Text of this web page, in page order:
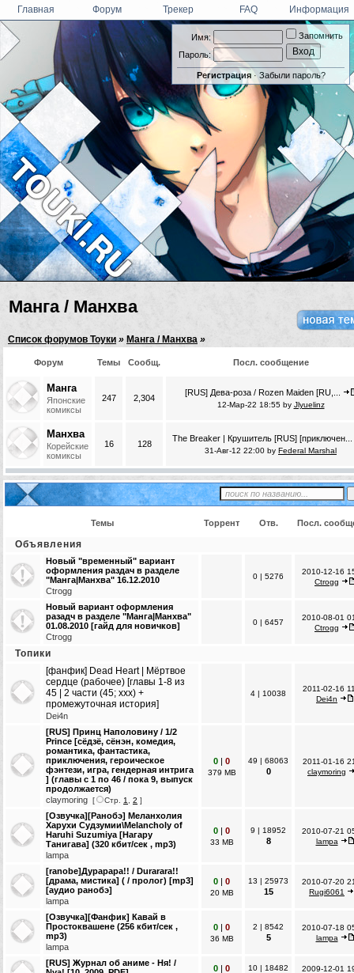
Имя:
Пароль:
Запомнить
Регистрация· Забыли пароль?
Главная Форум Трекер FAQ Информация
Манга / Манхва
Список форумов Тоуки » Манга / Манхва »
Форум Темы Сообщ. Посл. сообщение
Манга
Японские
комиксы
247 2,304
[RUS] Дева-роза / Rozen Maiden [RU,...
12-Мар-22 18:55 by Jlyuelinz
Манхва
Корейские
комиксы
16 128
The Breaker | Крушитель [RUS] [приключен...
31-Авг-12 22:00 by Federal Marshal
Темы Торрент Отв. Посл.
Объявления
Новый "временный" вариант
оформления раздач в разделе
"Манга|Манхва" 16.12.2010
Ctrogg
0 | 5276
2010-12-16
Ctrogg
Новый вариант оформления
разадч в разделе "Манга|Манхва"
01.08.2010 [гайд для новичков]
Ctrogg
0 | 6457
2010-08-01
Ctrogg
Топики
[фанфик] Dead Heart | Мёртвое
сердце (рабочее) [главы 1-8 из
45 | 2 части (45; ххх) +
промежуточная история]
Dei4n
4 | 10038
2011-02-16
Dei4n
[RUS] Принц Наполовину / 1/2
Prince [сёдзё, сёнэн, комедия,
романтика, фантастика,
приключения, героическое
фэнтези, игра, гендерная интрига
] (главы с 1 по 46 / пока 9, выпуск
продолжается)
claymoring [ Стр. 1 2 ]
0 | 0
379 MB
49 | 68063
0
2011-01-16
claymoring
[Озвучка][Ранобэ] Меланхолия
Харухи Судзумии\Melancholy of
Haruhi Suzumiya [Нагару
Танигава] (320 кбит/сек , mp3)
lampa
0 | 0
33 MB
9 | 18952
8
2010-07-21
lampa
[ranobe]Дyрарара!! / Durarara!!
[драма, мистика] ( / пролог) [mp3]
[аудио ранобэ]
lampa
0 | 0
20 MB
13 | 25973
15
2010-07-20
Rugi6061
[Озвучка][Фанфик] Кавай в
Простоквашене (256 кбит/сек ,
mp3)
lampa
0 | 0
36 MB
2 | 8542
5
2010-07-18
lampa
[RUS] Журнал об аниме - Ня! /
0 | 0 10 | 18482
2009-12-01